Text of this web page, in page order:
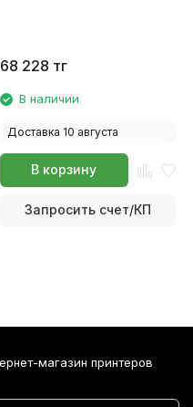
68 228 тг
В наличии
Доставка 10 августа
В корзину
Запросить счет/КП
магазин принтеров